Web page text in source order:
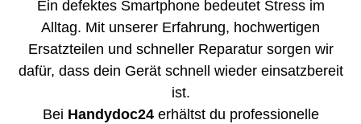
Ein defektes Smartphone bedeutet Stress im
Alltag. Mit unserer Erfahrung, hochwertigen
Ersatzteilen und schneller Reparatur sorgen wir
dafür, dass dein Gerät schnell wieder einsatzbereit
ist.
Bei Handydoc24erhältst du professionelle